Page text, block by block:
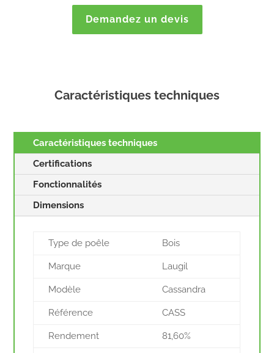
Demandez un devis
Caractéristiques techniques
Caractéristiques techniques
Certifications
Fonctionnalités
Dimensions
Type de poêle Bois
Marque Laugil
Modèle Cassandra
Référence CASS
Rendement 81,60%